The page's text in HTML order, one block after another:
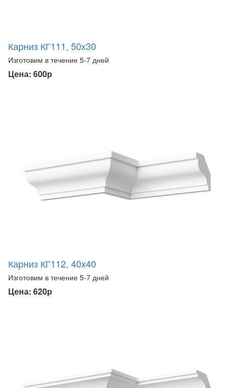
Карниз КГ111, 50х30
Изготовим в течение 5-7 дней
Цена: 600р
Карниз КГ112, 40х40
Изготовим в течение 5-7 дней
Цена: 620р